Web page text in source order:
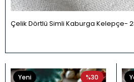
Çelik Dörtlü Simli Kaburga Kelepçe
%30
Yeni